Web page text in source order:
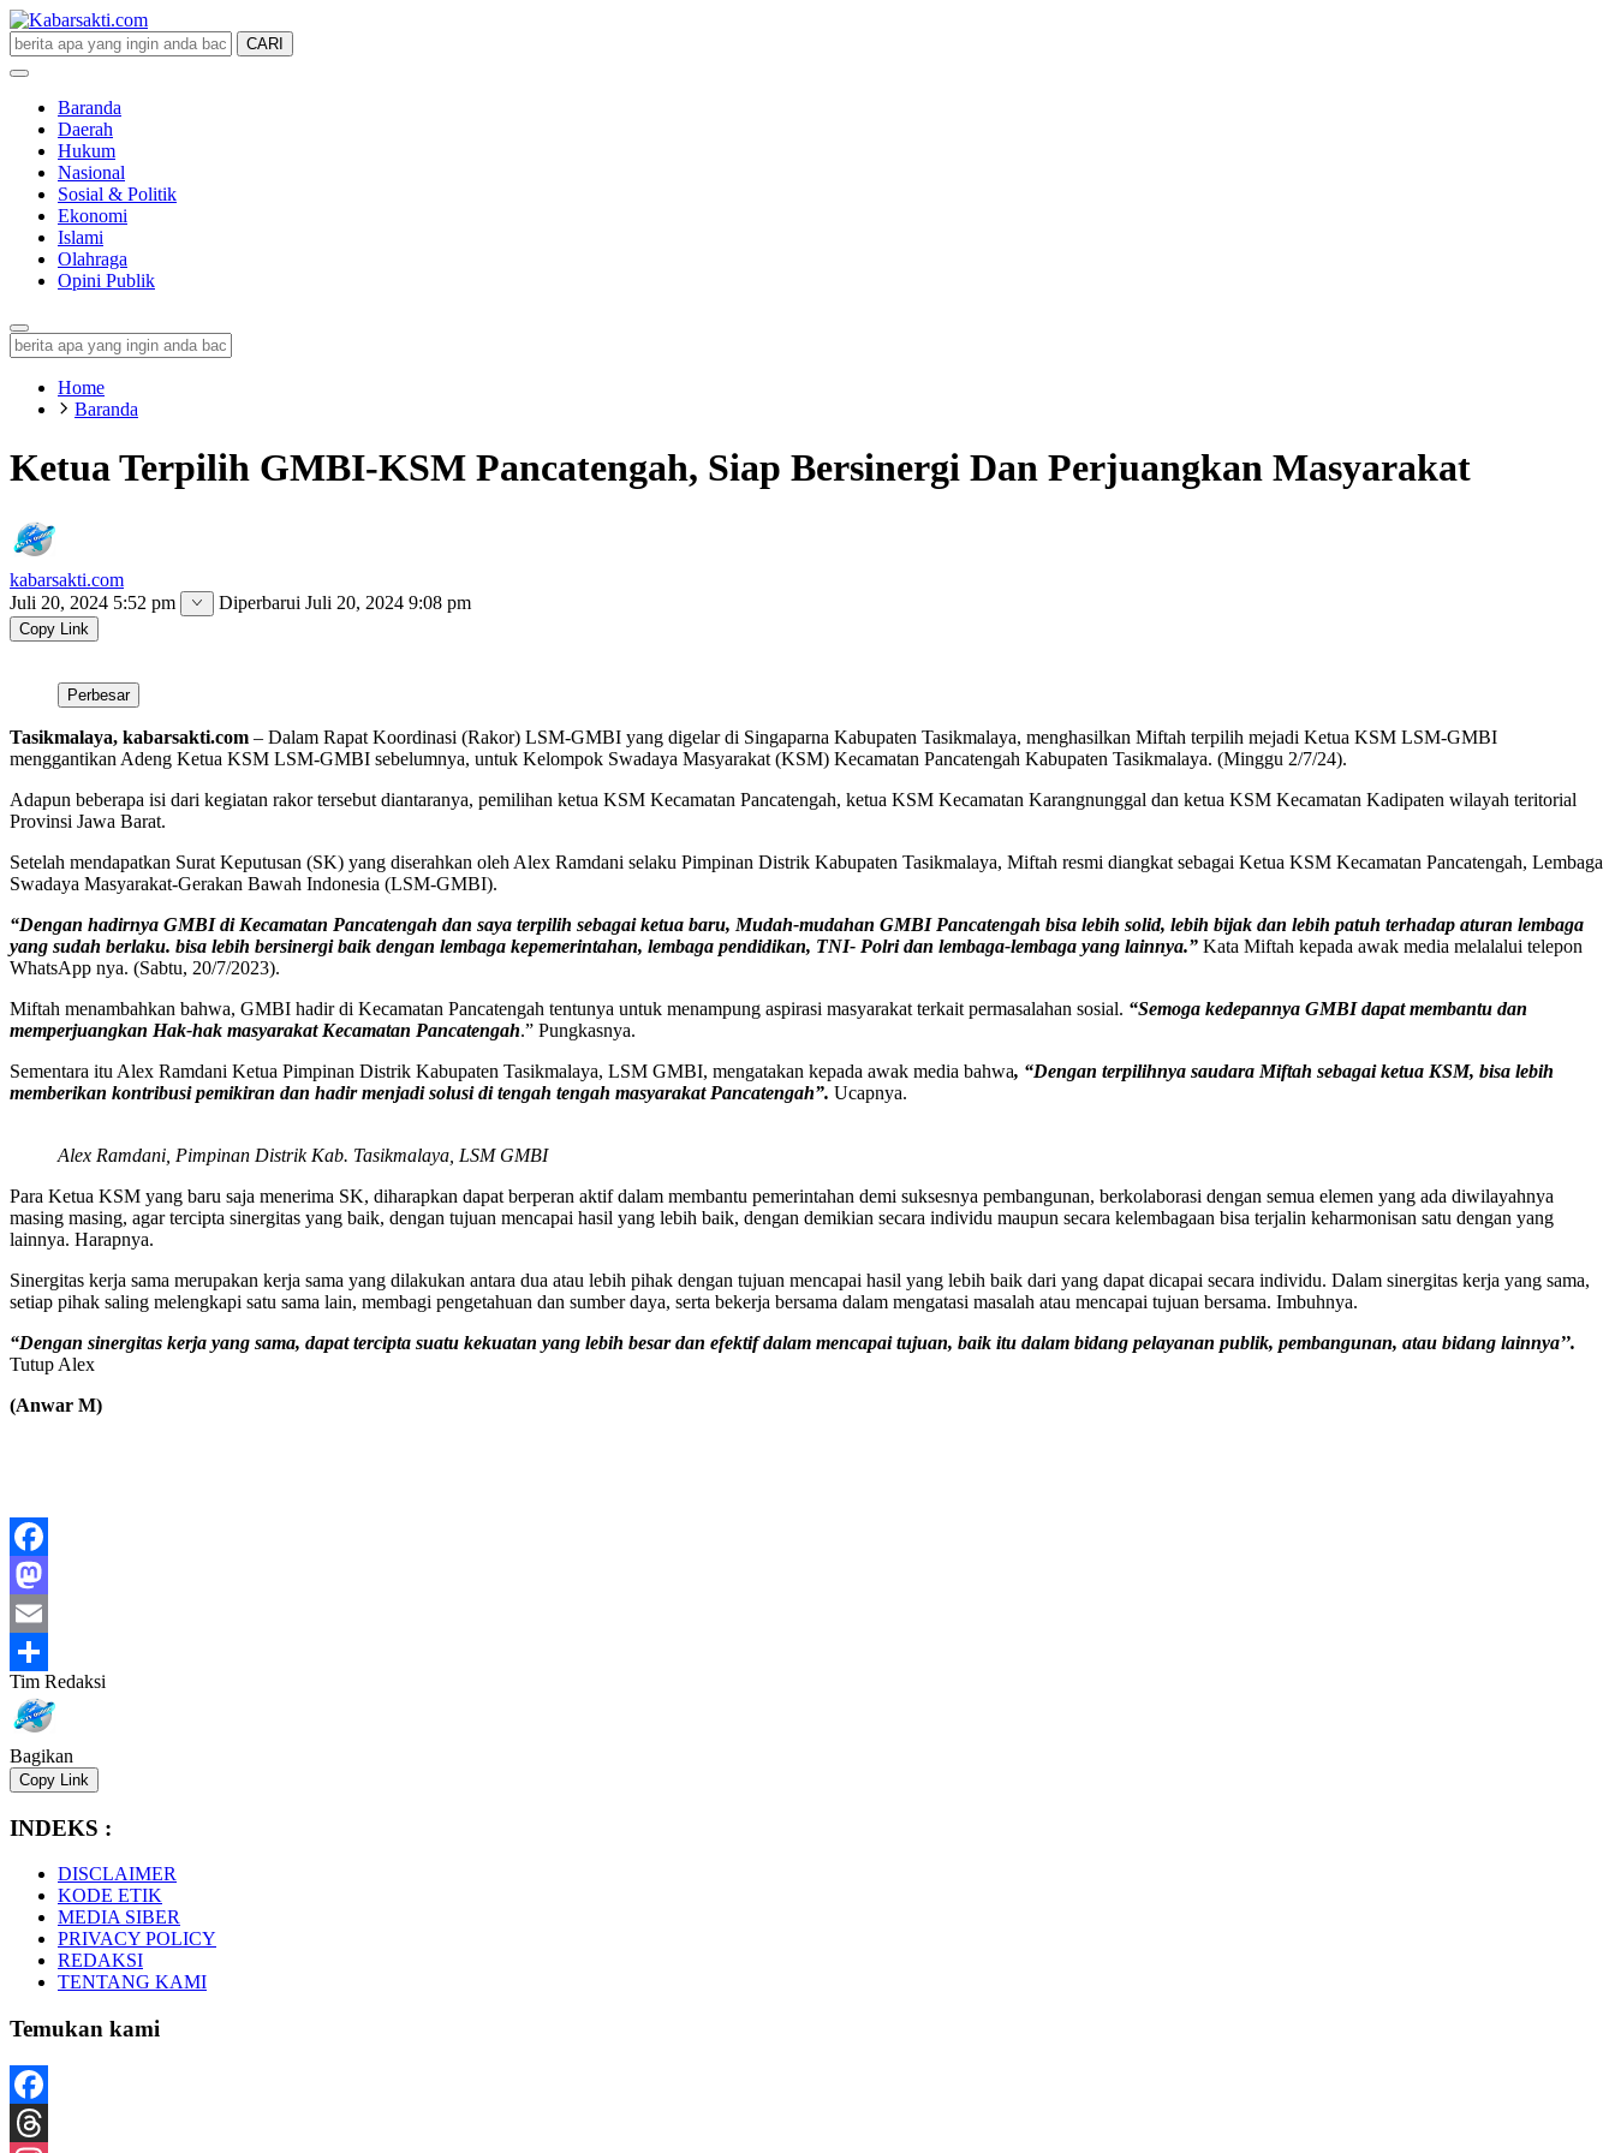
Kabarsakti.com
Lugas-Tegas-Faktual
CARI
Baranda
Daerah
Hukum
Nasional
Sosial & Politik
Ekonomi
Islami
Olahraga
Opini Publik
Home
Baranda
Ketua Terpilih GMBI-KSM Pancatengah, Siap Bersinergi Dan Perjuangkan Masyarakat
kabarsakti.com
Juli 20, 2024 5:52 pm
Diperbarui Juli 20, 2024 9:08 pm
Copy Link
Perbesar
Tasikmalaya, kabarsakti.com – Dalam Rapat Koordinasi (Rakor) LSM-GMBI yang digelar di Singaparna Kabupaten Tasikmalaya, menghasilkan Miftah terpilih mejadi Ketua KSM LSM-GMBI
menggantikan Adeng Ketua KSM LSM-GMBI sebelumnya, untuk Kelompok Swadaya Masyarakat (KSM) Kecamatan Pancatengah Kabupaten Tasikmalaya. (Minggu 2/7/24).
Adapun beberapa isi dari kegiatan rakor tersebut diantaranya, pemilihan ketua KSM Kecamatan Pancatengah, ketua KSM Kecamatan Karangnunggal dan ketua KSM Kecamatan Kadipaten wilayah teritorial
Provinsi Jawa Barat.
Setelah mendapatkan Surat Keputusan (SK) yang diserahkan oleh Alex Ramdani selaku Pimpinan Distrik Kabupaten Tasikmalaya, Miftah resmi diangkat sebagai Ketua KSM Kecamatan Pancatengah, Lembaga
Swadaya Masyarakat-Gerakan Bawah Indonesia (LSM-GMBI).
“Dengan hadirnya GMBI di Kecamatan Pancatengah dan saya terpilih sebagai ketua baru, Mudah-mudahan GMBI Pancatengah bisa lebih solid, lebih bijak dan lebih patuh terhadap aturan lembaga
yang sudah berlaku. bisa lebih bersinergi baik dengan lembaga kepemerintahan, lembaga pendidikan, TNI- Polri dan lembaga-lembaga yang lainnya.” Kata Miftah kepada awak media melalalui telepon
WhatsApp nya. (Sabtu, 20/7/2023).
Miftah menambahkan bahwa, GMBI hadir di Kecamatan Pancatengah tentunya untuk menampung aspirasi masyarakat terkait permasalahan sosial. “Semoga kedepannya GMBI dapat membantu dan
memperjuangkan Hak-hak masyarakat Kecamatan Pancatengah.” Pungkasnya.
Sementara itu Alex Ramdani Ketua Pimpinan Distrik Kabupaten Tasikmalaya, LSM GMBI, mengatakan kepada awak media bahwa, “Dengan terpilihnya saudara Miftah sebagai ketua KSM, bisa lebih
memberikan kontribusi pemikiran dan hadir menjadi solusi di tengah tengah masyarakat Pancatengah”. Ucapnya.
Alex Ramdani, Pimpinan Distrik Kab. Tasikmalaya, LSM GMBI
Para Ketua KSM yang baru saja menerima SK, diharapkan dapat berperan aktif dalam membantu pemerintahan demi suksesnya pembangunan, berkolaborasi dengan semua elemen yang ada diwilayahnya
masing masing, agar tercipta sinergitas yang baik, dengan tujuan mencapai hasil yang lebih baik, dengan demikian secara individu maupun secara kelembagaan bisa terjalin keharmonisan satu dengan yang
lainnya. Harapnya.
Sinergitas kerja sama merupakan kerja sama yang dilakukan antara dua atau lebih pihak dengan tujuan mencapai hasil yang lebih baik dari yang dapat dicapai secara individu. Dalam sinergitas kerja yang sama,
setiap pihak saling melengkapi satu sama lain, membagi pengetahuan dan sumber daya, serta bekerja bersama dalam mengatasi masalah atau mencapai tujuan bersama. Imbuhnya.
“Dengan sinergitas kerja yang sama, dapat tercipta suatu kekuatan yang lebih besar dan efektif dalam mencapai tujuan, baik itu dalam bidang pelayanan publik, pembangunan, atau bidang lainnya’’.
Tutup Alex
(Anwar M)
Facebook
Mastodon
Email
Share
Tim Redaksi
Bagikan
Copy Link
INDEKS :
DISCLAIMER
KODE ETIK
MEDIA SIBER
PRIVACY POLICY
REDAKSI
TENTANG KAMI
Temukan kami
Facebook